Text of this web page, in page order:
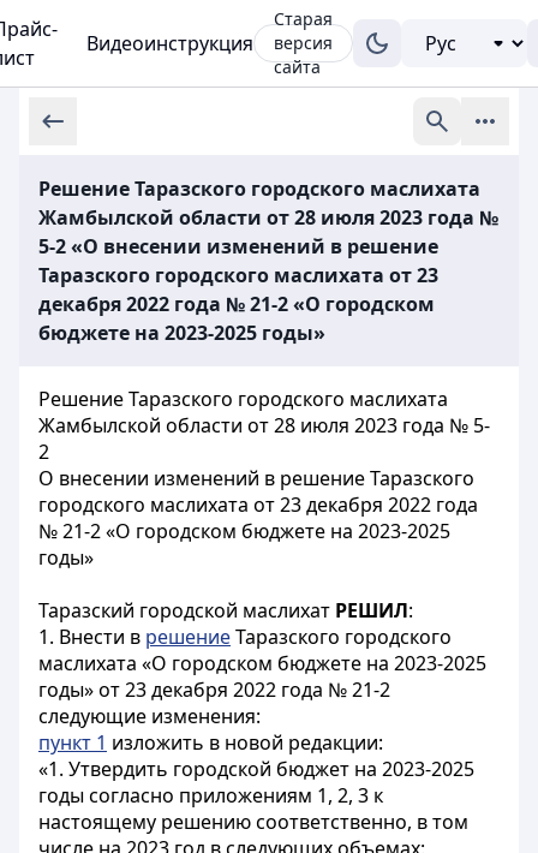
Видеоинструкция
Старая
версия
сайта
Решение Таразского городского маслихата
Жамбылской области от 28 июля 2023 года №
5-2 «О внесении изменений в решение
Таразского городского маслихата от 23
декабря 2022 года № 21-2 «О городском
бюджете на 2023-2025 годы»
Решение Таразского городского маслихата
Жамбылской области от 28 июля 2023 года № 5-
2
О внесении изменений в решение Таразского
городского маслихата от 23 декабря 2022 года
№ 21-2 «О городском бюджете на 2023-2025
годы»
Таразский городской маслихат РЕШИЛ:
1. Внести в решениеТаразского городского
маслихата «О городском бюджете на 2023-2025
годы» от 23 декабря 2022 года № 21-2
следующие изменения:
пункт 1 изложить в новой редакции:
«1. Утвердить городской бюджет на 2023-2025
годы согласно приложениям 1, 2, 3 к
настоящему решению соответственно, в том